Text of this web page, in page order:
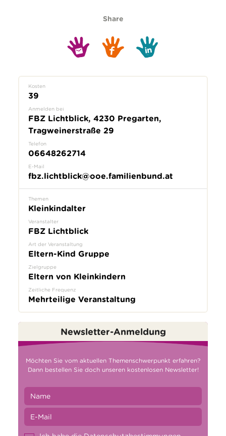
Share
Kosten
39
Anmelden bei
FBZ Lichtblick, 4230 Pregarten,
Tragweinerstraße 29
Telefon
06648262714
E-Mail
fbz.lichtblick@ooe.familienbund.at
Themen
Kleinkindalter
Veranstalter
FBZ Lichtblick
Art der Veranstaltung
Eltern-Kind Gruppe
Zielgruppe
Eltern von Kleinkindern
Zeitliche Frequenz
Mehrteilige Veranstaltung
Newsletter-Anmeldung
Möchten Sie vom aktuellen Themenschwerpunkt erfahren?
Dann bestellen Sie doch unseren kostenlosen Newsletter!